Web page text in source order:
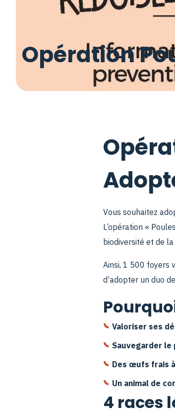
Opération
Vous souhaitez
L’opération «
biodiversité et de
Ainsi, 1 500 foyers
d’adopter un duo
Valoriser ses
Sauvegarder le
Des œufs frais
Un animal de
4 races